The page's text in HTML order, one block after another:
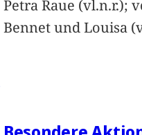
Petra Raue (vl.n.r.);
Bennet und Louisa